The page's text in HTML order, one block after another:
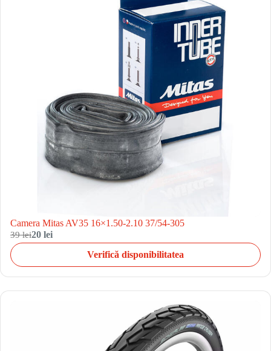
Camera Mitas AV35 16×1.50-2.10 37/54-305
39 lei20 lei
Verifică disponibilitatea